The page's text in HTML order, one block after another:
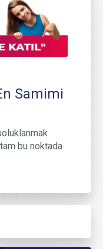
Samimi
bu noktada